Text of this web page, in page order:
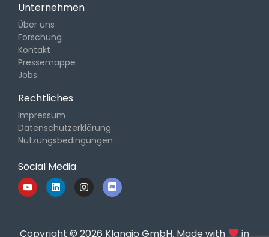
Unternehmen
Über uns
Forschung
Kontakt
Pressemappe
Jobs
Rechtliches
Impressum
Datenschutzerklärung
Nutzungsbedingungen
Social Media
Copyright © 2026 Klangio GmbH. Made with in